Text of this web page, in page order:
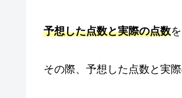
予想した点数と実際の点数
その際、予想した点数と実